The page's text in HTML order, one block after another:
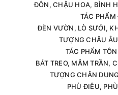
ĐÔN, CHẬU HOA, BÌNH
TÁC
ĐÈN VƯỜN, LÒ SƯỞI,
TƯỢNG CHÂU
TÁC PHẨM
BÁT TREO, MÂM TRẦN,
TƯỢNG CHÂN
PHÙ ĐIÊU,